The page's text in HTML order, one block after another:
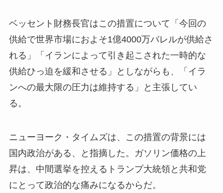
ベッセント財務長官はこの措置について「今回の
供給で世界市場におよそ1億4000万バレルが供給さ
れる」「イランによって引き起こされた一時的な
供給ひっ迫を緩和させる」としながらも、「イラ
ンへの最大限の圧力は維持する」と主張してい
る。
ニューヨーク・タイムズは、この措置の背景には
国内政治がある、と指摘した。ガソリン価格の上
昇は、中間選挙を控えるトランプ大統領と共和党
にとって政治的な痛みになるからだ。